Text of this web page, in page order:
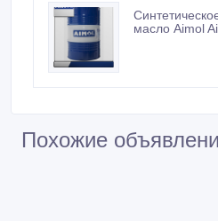
масло Aimol
Похожие